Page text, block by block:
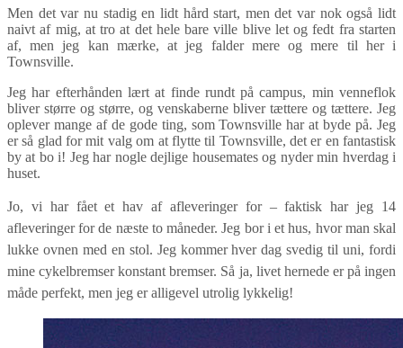
Men det var nu stadig en lidt hård start, men det var nok også lidt
naivt af mig, at tro at det hele bare ville blive let og fedt fra starten
af, men jeg kan mærke, at jeg falder mere og mere til her i
Townsville.
Jeg har efterhånden lært at finde rundt på campus, min venneflok
bliver større og større, og venskaberne bliver tættere og tættere. Jeg
oplever mange af de gode ting, som Townsville har at byde på. Jeg
er så glad for mit valg om at flytte til Townsville, det er en fantastisk
by at bo i! Jeg har nogle dejlige housemates og nyder min hverdag i
huset.
Jo, vi har fået et hav af afleveringer for – faktisk har jeg 14
afleveringer for de næste to måneder. Jeg bor i et hus, hvor man skal
lukke ovnen med en stol. Jeg kommer hver dag svedig til uni, fordi
mine cykelbremser konstant bremser. Så ja, livet hernede er på ingen
måde perfekt, men jeg er alligevel utrolig lykkelig!